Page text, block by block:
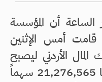
أن المؤسسة
قامت أمس الإثنين
في بنك المال الأردني ليصبح
عدد الأسهم التي تحتفظ بها 21,276,565 سهماً